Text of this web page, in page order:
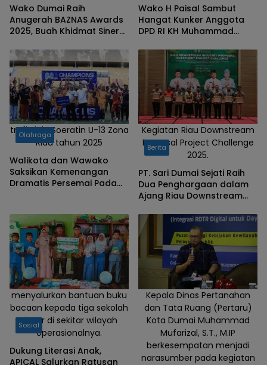
Wako Dumai Raih
Anugerah BAZNAS Awards
2025, Buah Khidmat Sinergi
dan Berkelanjutan
Wako H Paisal Sambut
Hangat Kunker Anggota
DPD RI KH Muhammad
Aspirasi Masyarakat untuk
Kemajuan Dumai Kota
trofi Piala Soeratin U-13 Zona
Riau tahun 2025
Olahraga
Walikota dan Wawako
Saksikan Kemenangan
Dramatis Persemai Pada
punya bakat
Kegiatan Riau Downstream
Proposal Project Challenge
2025.
Berita
PT. Sari Dumai Sejati Raih
Dua Penghargaan dalam
Ajang Riau Downstream
2025
menyalurkan bantuan buku
bacaan kepada tiga sekolah
dasar di sekitar wilayah
operasionalnya.
Sosial
Dukung Literasi Anak,
APICAL Salurkan Ratusan
Kepala Dinas Pertanahan
dan Tata Ruang (Pertaru)
Kota Dumai Muhammad
Mufarizal, S.T., M.IP
berkesempatan menjadi
narasumber pada kegiatan